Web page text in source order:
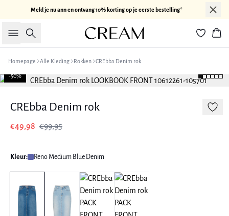
Meld je nu ann en ontvang 10% korting op je eerste bestelling*
Zoeken
Homepage Alle Kleding Rokken CREbba Denim rok
-50%
CREbba Denim rok
€49,98 €99,95
Kleur: Reno Medium Blue Denim